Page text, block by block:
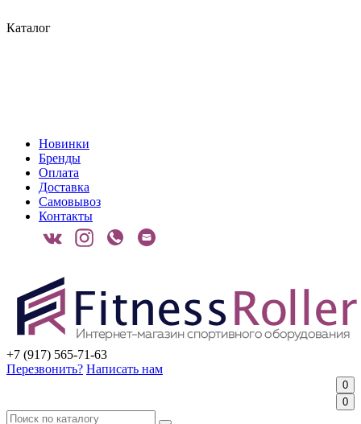
Каталог
Новинки
Бренды
Оплата
Доставка
Самовывоз
Контакты
+7 (917) 565-71-63
Перезвонить? Написать нам
0
0